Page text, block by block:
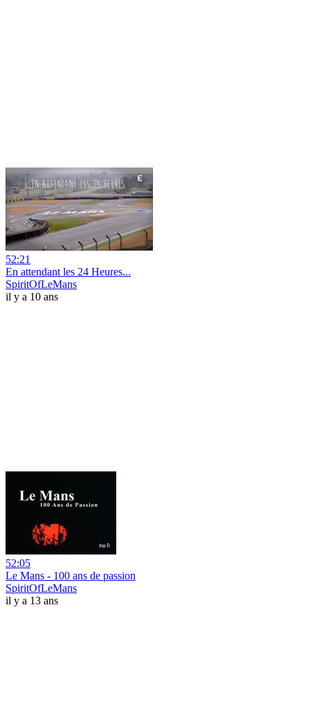
52:21
En attendant les 24 Heures...
SpiritOfLeMans
il y a 10 ans
52:05
Le Mans - 100 ans de passion
SpiritOfLeMans
il y a 13 ans